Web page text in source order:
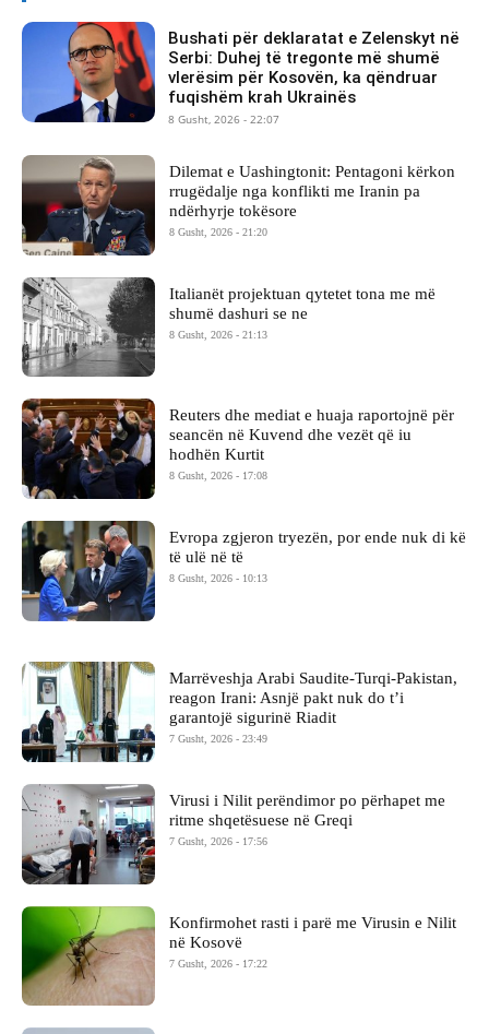
Bushati për deklaratat e Zelenskyt në
Serbi: Duhej të tregonte më shumë
vlerësim për Kosovën, ka qëndruar
fuqishëm krah Ukrainës
8 Gusht, 2026 - 22:07
Dilemat e Uashingtonit: Pentagoni kërkon
rrugëdalje nga konflikti me Iranin pa
ndërhyrje tokësore
8 Gusht, 2026 - 21:20
Italianët projektuan qytetet tona me më
shumë dashuri se ne
8 Gusht, 2026 - 21:13
Reuters dhe mediat e huaja raportojnë për
seancën në Kuvend dhe vezët që iu
hodhën Kurtit
8 Gusht, 2026 - 17:08
Evropa zgjeron tryezën, por ende nuk di kë
të ulë në të
8 Gusht, 2026 - 10:13
Marrëveshja Arabi Saudite-Turqi-Pakistan,
reagon Irani: Asnjë pakt nuk do t’i
garantojë sigurinë Riadit
7 Gusht, 2026 - 23:49
Virusi i Nilit perëndimor po përhapet me
ritme shqetësuese në Greqi
7 Gusht, 2026 - 17:56
Konfirmohet rasti i parë me Virusin e Nilit
në Kosovë
7 Gusht, 2026 - 17:22